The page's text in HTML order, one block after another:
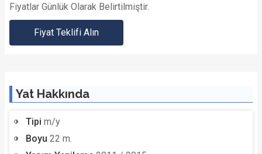
Fiyatlar Günlük Olarak Belirtilmiştir.
Fiyat Teklifi Alın
Yat Hakkında
Tipi m/y
Boyu 22 m.